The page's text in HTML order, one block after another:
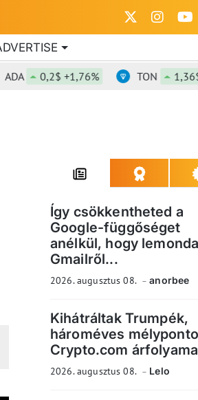
0,2$ +1,76% TON 1,36$
Így csökkentheted a
Google-függőséget
anélkül, hogy
Gmailről...
2026. augusztus 08. anorbee
Kihátráltak Trumpék,
hároméves
Crypto.com
2026. augusztus 08. Lelo